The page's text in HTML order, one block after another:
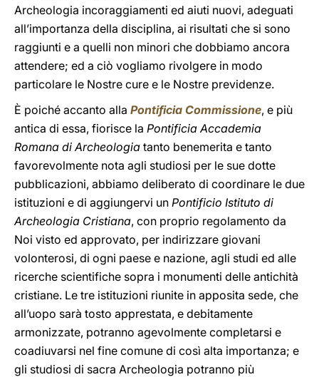
Archeologia incoraggiamenti ed aiuti nuovi, adeguati
all’importanza della disciplina, ai risultati che si sono
raggiunti e a quelli non minori che dobbiamo ancora
attendere; ed a ciò vogliamo rivolgere in modo
particolare le Nostre cure e le Nostre previdenze.
È poiché accanto alla Pontificia Commissione, e più
antica di essa, fiorisce la Pontificia Accademia
Romana di Archeologia tanto benemerita e tanto
favorevolmente nota agli studiosi per le sue dotte
pubblicazioni, abbiamo deliberato di coordinare le due
istituzioni e di aggiungervi un Pontificio Istituto di
Archeologia Cristiana, con proprio regolamento da
Noi visto ed approvato, per indirizzare giovani
volonterosi, di ogni paese e nazione, agli studi ed alle
ricerche scientifiche sopra i monumenti delle antichità
cristiane. Le tre istituzioni riunite in apposita sede, che
all’uopo sarà tosto apprestata, e debitamente
armonizzate, potranno agevolmente completarsi e
coadiuvarsi nel fine comune di così alta importanza; e
gli studiosi di sacra Archeologia potranno più